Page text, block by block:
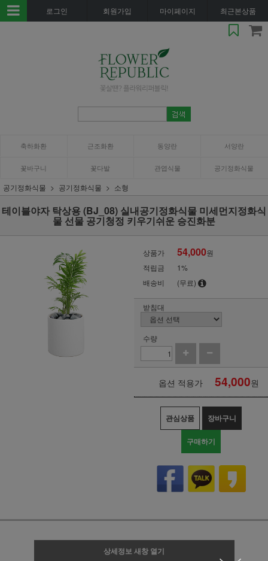
로그인 회원가입 마이페이지 최근본상품
축하화환 근조화환 동양란 서양란
꽃바구니 꽃다발 관엽식물 공기정화식물
공기정화식물 공기정화식물 소형
테이블야자 탁상용 (BJ_08) 실내공기정화식물 미세먼지정화식
물 선물 공기청정 키우기쉬운 승진화분
상품가 54,000원
적립금
1%
배송비
(무료)
받침대
수량
옵션 적용가 54,000원
관심상품 장바구니
구매하기
상세정보 새창 열기